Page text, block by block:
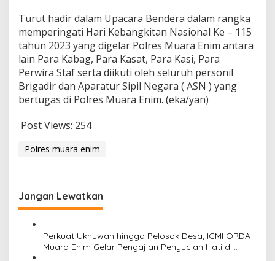
Turut hadir dalam Upacara Bendera dalam rangka
memperingati Hari Kebangkitan Nasional Ke – 115
tahun 2023 yang digelar Polres Muara Enim antara
lain Para Kabag, Para Kasat, Para Kasi, Para
Perwira Staf serta diikuti oleh seluruh personil
Brigadir dan Aparatur Sipil Negara ( ASN ) yang
bertugas di Polres Muara Enim. (eka/yan)
Post Views: 254
Polres muara enim
Jangan Lewatkan
Perkuat Ukhuwah hingga Pelosok Desa, ICMI ORDA
Muara Enim Gelar Pengajian Penyucian Hati di